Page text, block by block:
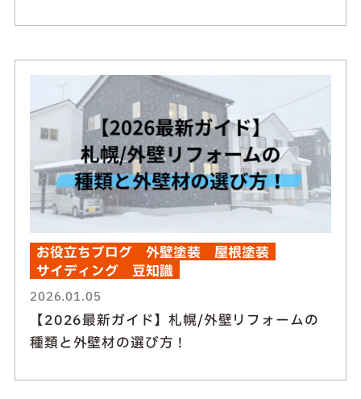
お役立ちブログ 外壁塗装
屋根塗装
サイディング
豆知識
2026.01.05
【2026最新ガイド】札幌/外壁リフォームの
種類と外壁材の選び方！